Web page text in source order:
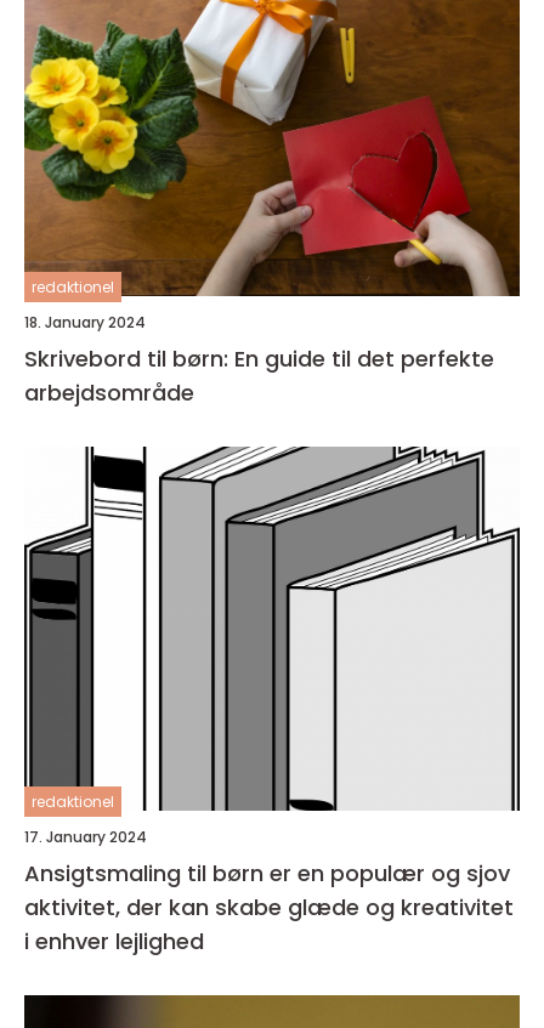
redaktionel
18. January 2024
Skrivebord til børn: En guide til det perfekte
arbejdsområde
redaktionel
17. January 2024
Ansigtsmaling til børn er en populær og sjov
aktivitet, der kan skabe glæde og kreativitet
i enhver lejlighed